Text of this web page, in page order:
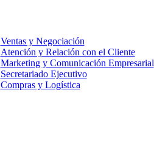
Ventas y Negociación
Atención y Relación con el Cliente
Marketing y Comunicación Empresarial
Secretariado Ejecutivo
Compras y Logística